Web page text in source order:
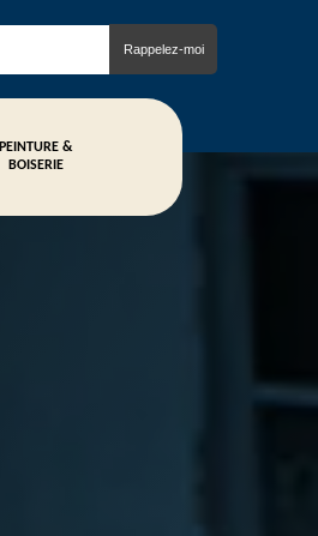
PEINTURE &
BOISERIE